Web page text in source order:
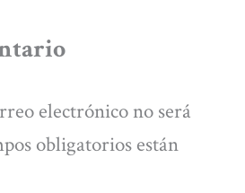
electrónico no será
obligatorios están